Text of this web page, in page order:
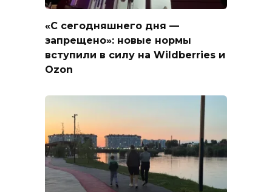
«С сегодняшнего дня —
запрещено»: новые нормы
вступили в силу на Wildberries и
Ozon